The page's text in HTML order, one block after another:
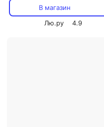
В магазин
Лю.ру
4.9